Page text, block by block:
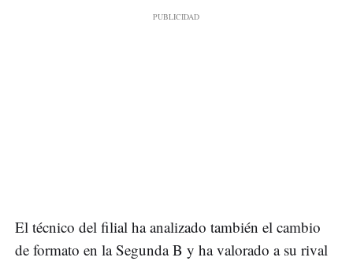
El técnico del filial ha analizado también el cambio
de formato en la Segunda B y ha valorado a su rival